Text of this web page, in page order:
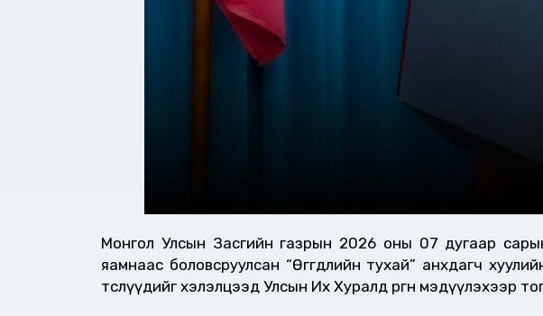
Монгол Улсын Засгийн газрын 2026 оны 07 дугаар
яамнаас боловсруулсан “Өгөгдлийн тухай” анхдагч
төслүүдийг хэлэлцээд Улсын Их Хуралд өргөн мэдүүлэхээр